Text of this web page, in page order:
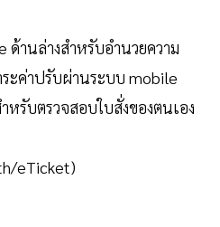
ด้านล่างสำหรับอำนวยความ
ะค่าปรับผ่านระบบ mobile
หรับตรวจสอบใบสั่งของตนเอง
eTicket)